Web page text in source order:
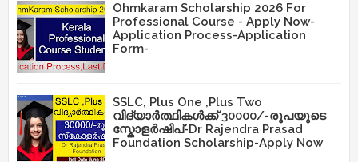
Ohmkaram Scholarship 2026 For
Professional Course - Apply Now-
Application Process-Application
Form-
SSLC, Plus One ,Plus Two
വിദ്യാർത്ഥികൾക്ക് 30000/-രൂപയുടെ
സ്കോളർഷിപ്-Dr Rajendra Prasad
Foundation Scholarship-Apply Now